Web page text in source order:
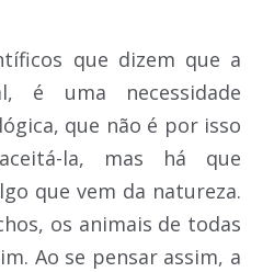
que dizem que a
é uma necessidade
que não é por isso
la, mas há que
que vem da natureza.
os animais de todas
Ao se pensar assim, a